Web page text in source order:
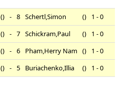
() - 8 Schertl,Simon ()
1 - 0
() - 7 Schickram,Paul ()
1 - 0
() - 6 Pham,Herry Nam ()
1 - 0
() - 5 Buriachenko,Illia () 1 - 0